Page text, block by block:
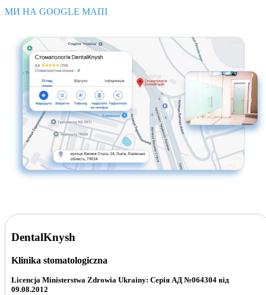
МИ НА GOOGLE МАПІ
DentalKnysh
Klinika stomatologiczna
Licencja Ministerstwa Zdrowia Ukrainy: Серія АД №064304 від
09.08.2012